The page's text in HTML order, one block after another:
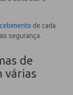
de cada
segurança.
de
várias